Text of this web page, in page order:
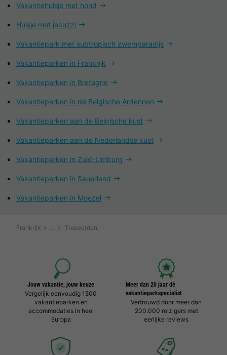
Vakantiehuisje met hond
Huisje met jacuzzi
Vakantiepark met subtropisch zwemparadijs
Vakantieparken in Frankrijk
Vakantieparken in Bretagne
Vakantieparken in de Belgische Ardennen
Vakantieparken aan de Belgische kust
Vakantieparken aan de Nederlandse kust
Vakantieparken in Zuid-Limburg
Vakantieparken in Sauerland
Vakantieparken in Moezel
Frankrijk Trebeurden
Jouw vakantie, jouw keuze
Vergelijk eenvoudig 1500
vakantieparken en
accommodaties in heel
Europa
Meer dan 20 jaar dé
vakantieparkspecialist
Vertrouwd door meer dan
200.000 reizigers met
eerlijke reviews